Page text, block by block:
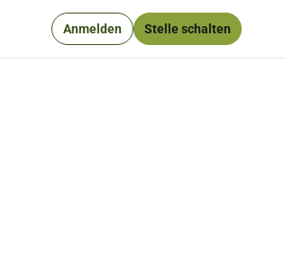
Anmelden Stelle schalten